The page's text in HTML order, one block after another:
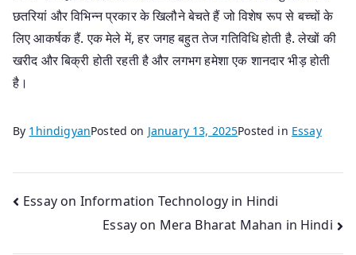
छतरियां और विभिन्न प्रकार के खिलौने बेचते हैं जो विशेष रूप से बच्चों के
लिए आकर्षक हैं. एक मेले में, हर जगह बहुत तेज गतिविधि होती है. लेखों की
खरीद और बिक्री होती रहती है और लगभग हमेशा एक शानदार भीड़ होती
है।
By 1hindigyanPosted on January 13, 2025Posted in Essay
Post
navigation
Essay on Information Technology in Hindi
Essay on Mera Bharat Mahan in Hindi